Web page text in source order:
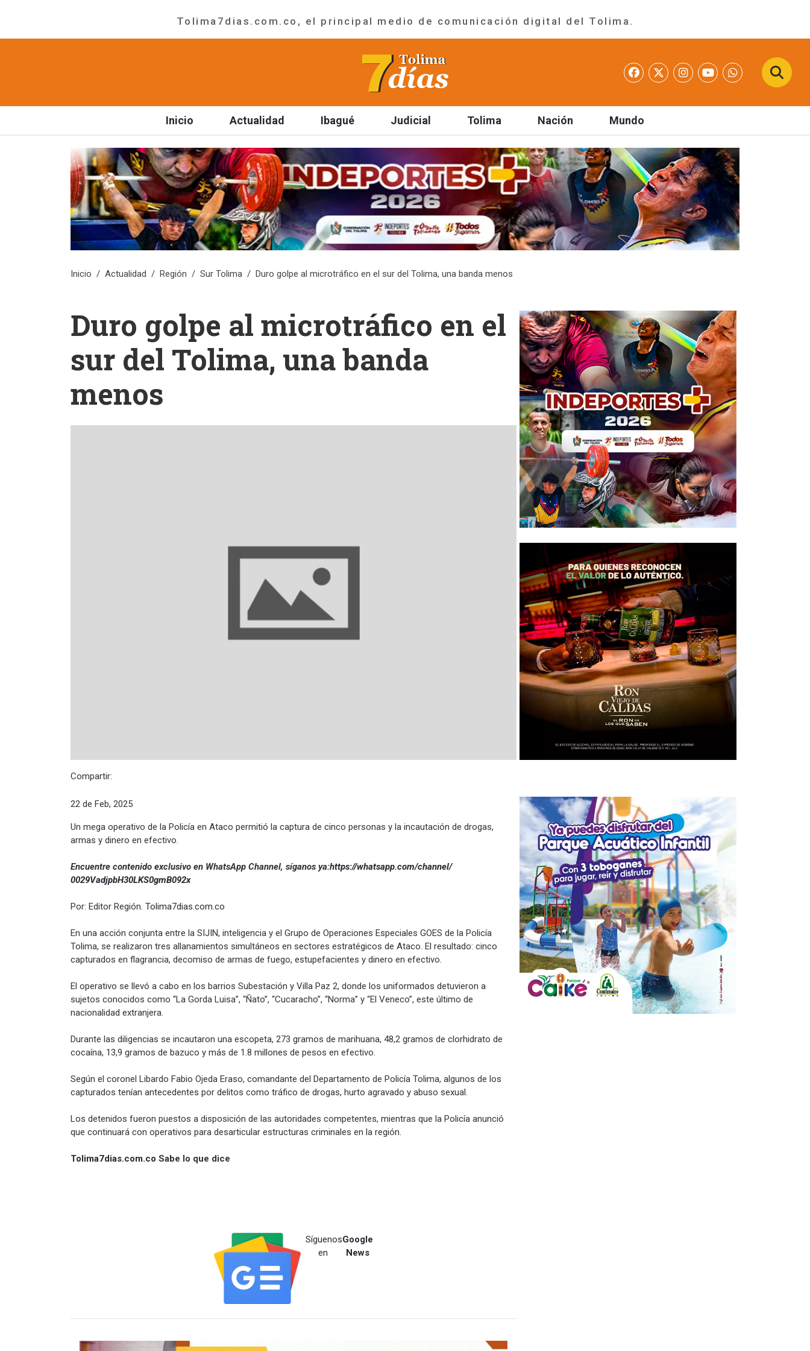
Tolima7dias.com.co, el principal medio de comunicación digital del Tolima.
Inicio Actualidad Ibagué Judicial Tolima Nación Mundo
Inicio Actualidad Región Sur Tolima Duro golpe al microtráfico en el sur del Tolima, una banda menos
Duro golpe al microtráfico en el
sur del Tolima, una banda
menos
Compartir:
22 de Feb, 2025
Un mega operativo de la Policía en Ataco permitió la captura de cinco personas y la incautación de drogas,
armas y dinero en efectivo.
Encuentre contenido exclusivo en WhatsApp Channel, síganos ya:https://whatsapp.com/channel/
0029VadjpbH30LKS0gmB092x
Por: Editor Región. Tolima7dias.com.co
En una acción conjunta entre la SIJIN, inteligencia y el Grupo de Operaciones Especiales GOES de la Policía
Tolima, se realizaron tres allanamientos simultáneos en sectores estratégicos de Ataco. El resultado: cinco
capturados en flagrancia, decomiso de armas de fuego, estupefacientes y dinero en efectivo.
El operativo se llevó a cabo en los barrios Subestación y Villa Paz 2, donde los uniformados detuvieron a
sujetos conocidos como “La Gorda Luisa”, “Ñato”, “Cucaracho”, “Norma” y “El Veneco”, este último de
nacionalidad extranjera.
Durante las diligencias se incautaron una escopeta, 273 gramos de marihuana, 48,2 gramos de clorhidrato de
cocaína, 13,9 gramos de bazuco y más de 1.8 millones de pesos en efectivo.
Según el coronel Libardo Fabio Ojeda Eraso, comandante del Departamento de Policía Tolima, algunos de los
capturados tenían antecedentes por delitos como tráfico de drogas, hurto agravado y abuso sexual.
Los detenidos fueron puestos a disposición de las autoridades competentes, mientras que la Policía anunció
que continuará con operativos para desarticular estructuras criminales en la región.
Tolima7dias.com.co Sabe lo que dice
Síguenos
en
Google
News